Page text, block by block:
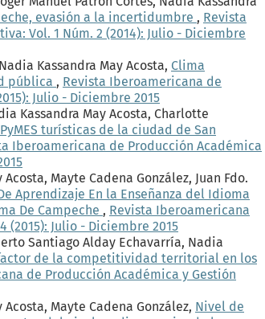
evasión a la incertidumbre , Revista
Vol. 1 Núm. 2 (2014): Julio - Diciembre
Kassandra May Acosta, Clima
pública , Revista Iberoamericana de
Julio - Diciembre 2015
Kassandra May Acosta, Charlotte
turísticas de la ciudad de San
Iberoamericana de Producción Académica
Mayte Cadena González, Juan Fdo.
Aprendizaje En la Enseñanza del Idioma
De Campeche , Revista Iberoamericana
(2015): Julio - Diciembre 2015
Santiago Alday Echavarría, Nadia
de la competitividad territorial en los
de Producción Académica y Gestión
Mayte Cadena González, Nivel de